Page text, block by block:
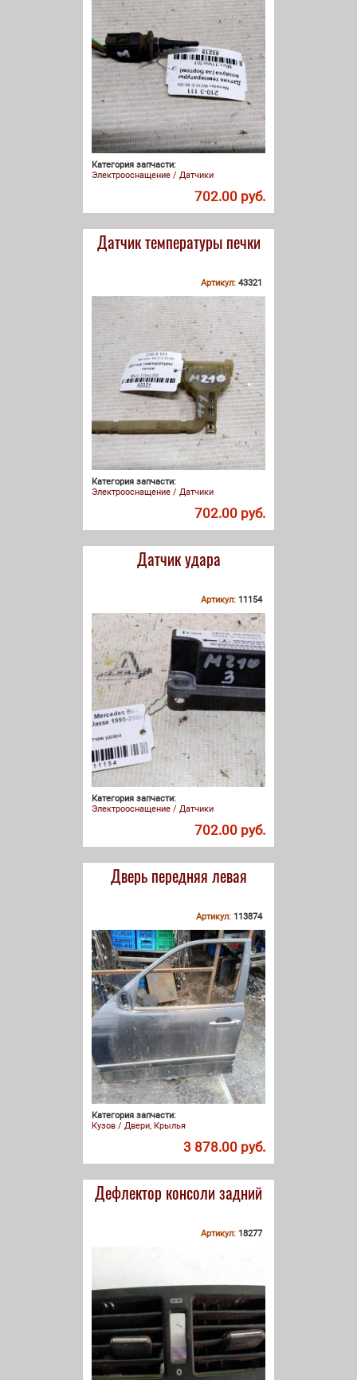
Категория запчасти:
Электрооснащение / Датчики
702.00 руб.
Датчик температуры печки
Артикул: 43321
Категория запчасти:
Электрооснащение / Датчики
702.00 руб.
Датчик удара
Артикул: 11154
Категория запчасти:
Электрооснащение / Датчики
702.00 руб.
Дверь передняя левая
Артикул: 113874
Категория запчасти:
Кузов / Двери, Крылья
3 878.00 руб.
Дефлектор консоли задний
Артикул: 18277